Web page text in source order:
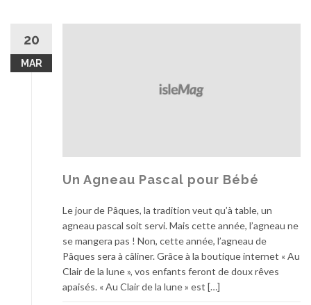
20
MAR
Un Agneau Pascal pour Bébé
Le jour de Pâques, la tradition veut qu’à table, un
agneau pascal soit servi. Mais cette année, l’agneau ne
se mangera pas ! Non, cette année, l’agneau de
Pâques sera à câliner. Grâce à la boutique internet « Au
Clair de la lune », vos enfants feront de doux rêves
apaisés. « Au Clair de la lune » est […]